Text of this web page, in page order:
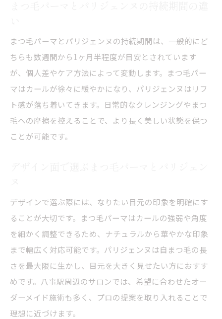
まつ毛パーマとパリジェンヌの持続期間は、一般的にど
ちらも数週間から1ヶ月半程度が目安とされています
が、個人差やケア方法によって変動します。まつ毛パー
マはカールが徐々に緩やかになり、パリジェンヌはリフ
ト感が落ち着いてきます。日常的なクレンジングやまつ
毛への摩擦を控えることで、より長く美しい状態を保つ
ことが可能です。
デザインで選ぶ際には、なりたい目元の印象を明確にす
ることが大切です。まつ毛パーマはカールの強弱や角度
を細かく調整できるため、ナチュラルから華やかな印象
まで幅広く対応可能です。パリジェンヌは自まつ毛の長
さを最大限に生かし、目元を大きく見せたい方におすす
めです。八事駅周辺のサロンでは、希望に合わせたオー
ダーメイド施術も多く、プロの提案を取り入れることで
理想に近づけます。